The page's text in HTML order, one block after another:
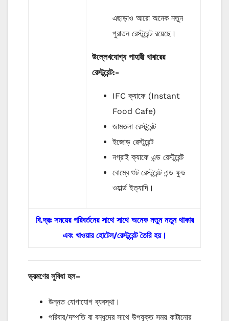
এছাড়াও আরো অনেক নতুন
পুরাতন রেস্টুরেন্ট রয়েছে।
উল্লেখযোগ্য পাহারী খাবারের
রেস্টুরেন্ট:-
IFC ক্যাফে (Instant
Food Cafe)
জামতলা রেস্টুরেন্ট
ইজোড় রেস্টুরেন্ট
নগ্রাই ক্যাফে এন্ড রেস্টুরেন্ট
বোম্বে শুট রেস্টুরেন্ট এন্ড ফুড
ওয়ার্ল্ড ইত্যাদি।
বি.দ্রঃ সময়ের পরিবর্তনের সাথে সাথে অনেক নতুন নতুন থাকার
এবং খাওয়ার হোটেল/রেস্টুরেন্ট তৈরি হয়।
ভ্রমণের সুবিধা হল–
উন্নত যোগাযোগ ব্যবস্থা।
পরিবার/দম্পতি বা বন্ধুদের সাথে উপযুক্ত সময় কাটানোর